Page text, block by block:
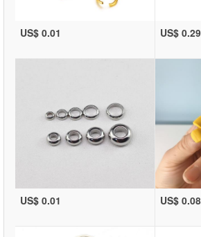
US$ 0.01 US$ 0.29
US$ 0.01 US$ 0.08